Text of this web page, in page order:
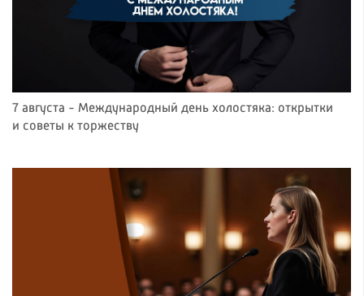
7 августа - Международный день холостяка: открытки
и советы к торжеству